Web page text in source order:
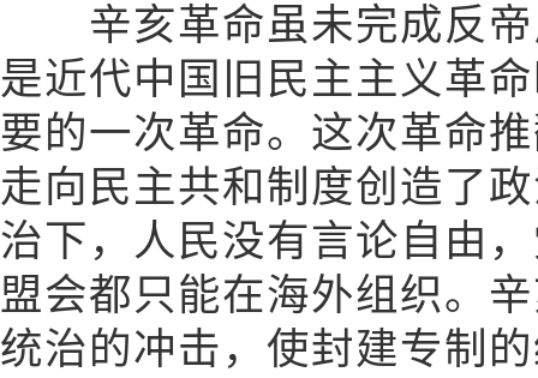
辛亥革命虽未完成反帝
是近代中国旧民主主义革
要的一次革命。这次革命
走向民主共和制度创造了
治下，人民没有言论自由
盟会都只能在海外组织。
统治的冲击，使封建专制